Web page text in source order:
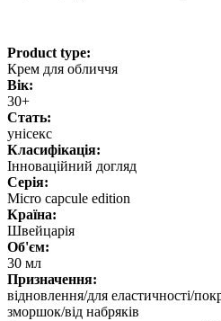
Product type:
Крем для обличчя
Вік:
30+
Стать:
унісекс
Класифікація:
Інноваційний догляд
Серія:
Micro capcule edition
Країна:
Швейцарія
Об'єм:
30 мл
Призначення:
відновлення/для еластичності/
зморшок/від набряків